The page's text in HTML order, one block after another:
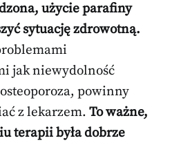
użycie parafiny
sytuację zdrowotną.
jak niewydolność
powinny
z lekarzem. To ważne,
terapii była dobrze